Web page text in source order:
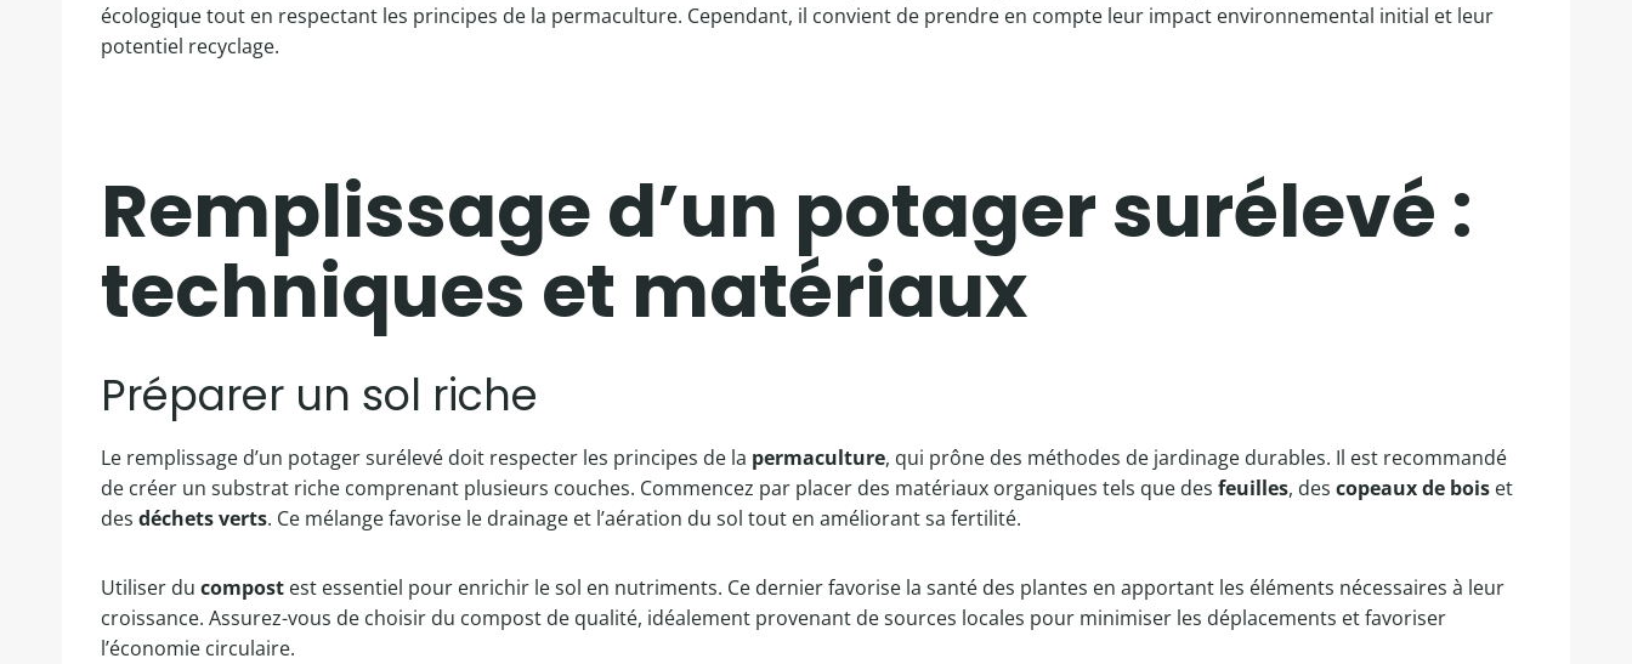
écologique tout en respectant les principes de la permaculture. Cependant, il convient de prendre en compte leur impact environnemental initial et leur
potentiel recyclage.
Remplissage d’un potager surélevé :
techniques et matériaux
Préparer un sol riche
Le remplissage d’un potager surélevé doit respecter les principes de la permaculture, qui prône des méthodes de jardinage durables. Il est recommandé
de créer un substrat riche comprenant plusieurs couches. Commencez par placer des matériaux organiques tels que des feuilles, des copeaux de bois et
des déchets verts. Ce mélange favorise le drainage et l’aération du sol tout en améliorant sa fertilité.
Utiliser du compost est essentiel pour enrichir le sol en nutriments. Ce dernier favorise la santé des plantes en apportant les éléments nécessaires à leur
croissance. Assurez-vous de choisir du compost de qualité, idéalement provenant de sources locales pour minimiser les déplacements et favoriser
l’économie circulaire.